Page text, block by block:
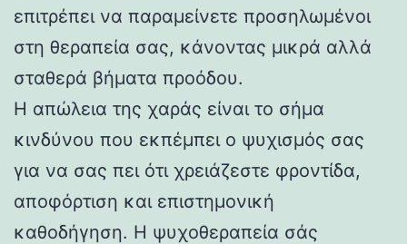
επιτρέπει να παραμείνετε προσηλωμένοι
στη θεραπεία σας, κάνοντας μικρά αλλά
σταθερά βήματα προόδου.
Η απώλεια της χαράς είναι το σήμα
κινδύνου που εκπέμπει ο ψυχισμός σας
για να σας πει ότι χρειάζεστε φροντίδα,
αποφόρτιση και επιστημονική
καθοδήγηση. Η ψυχοθεραπεία σάς